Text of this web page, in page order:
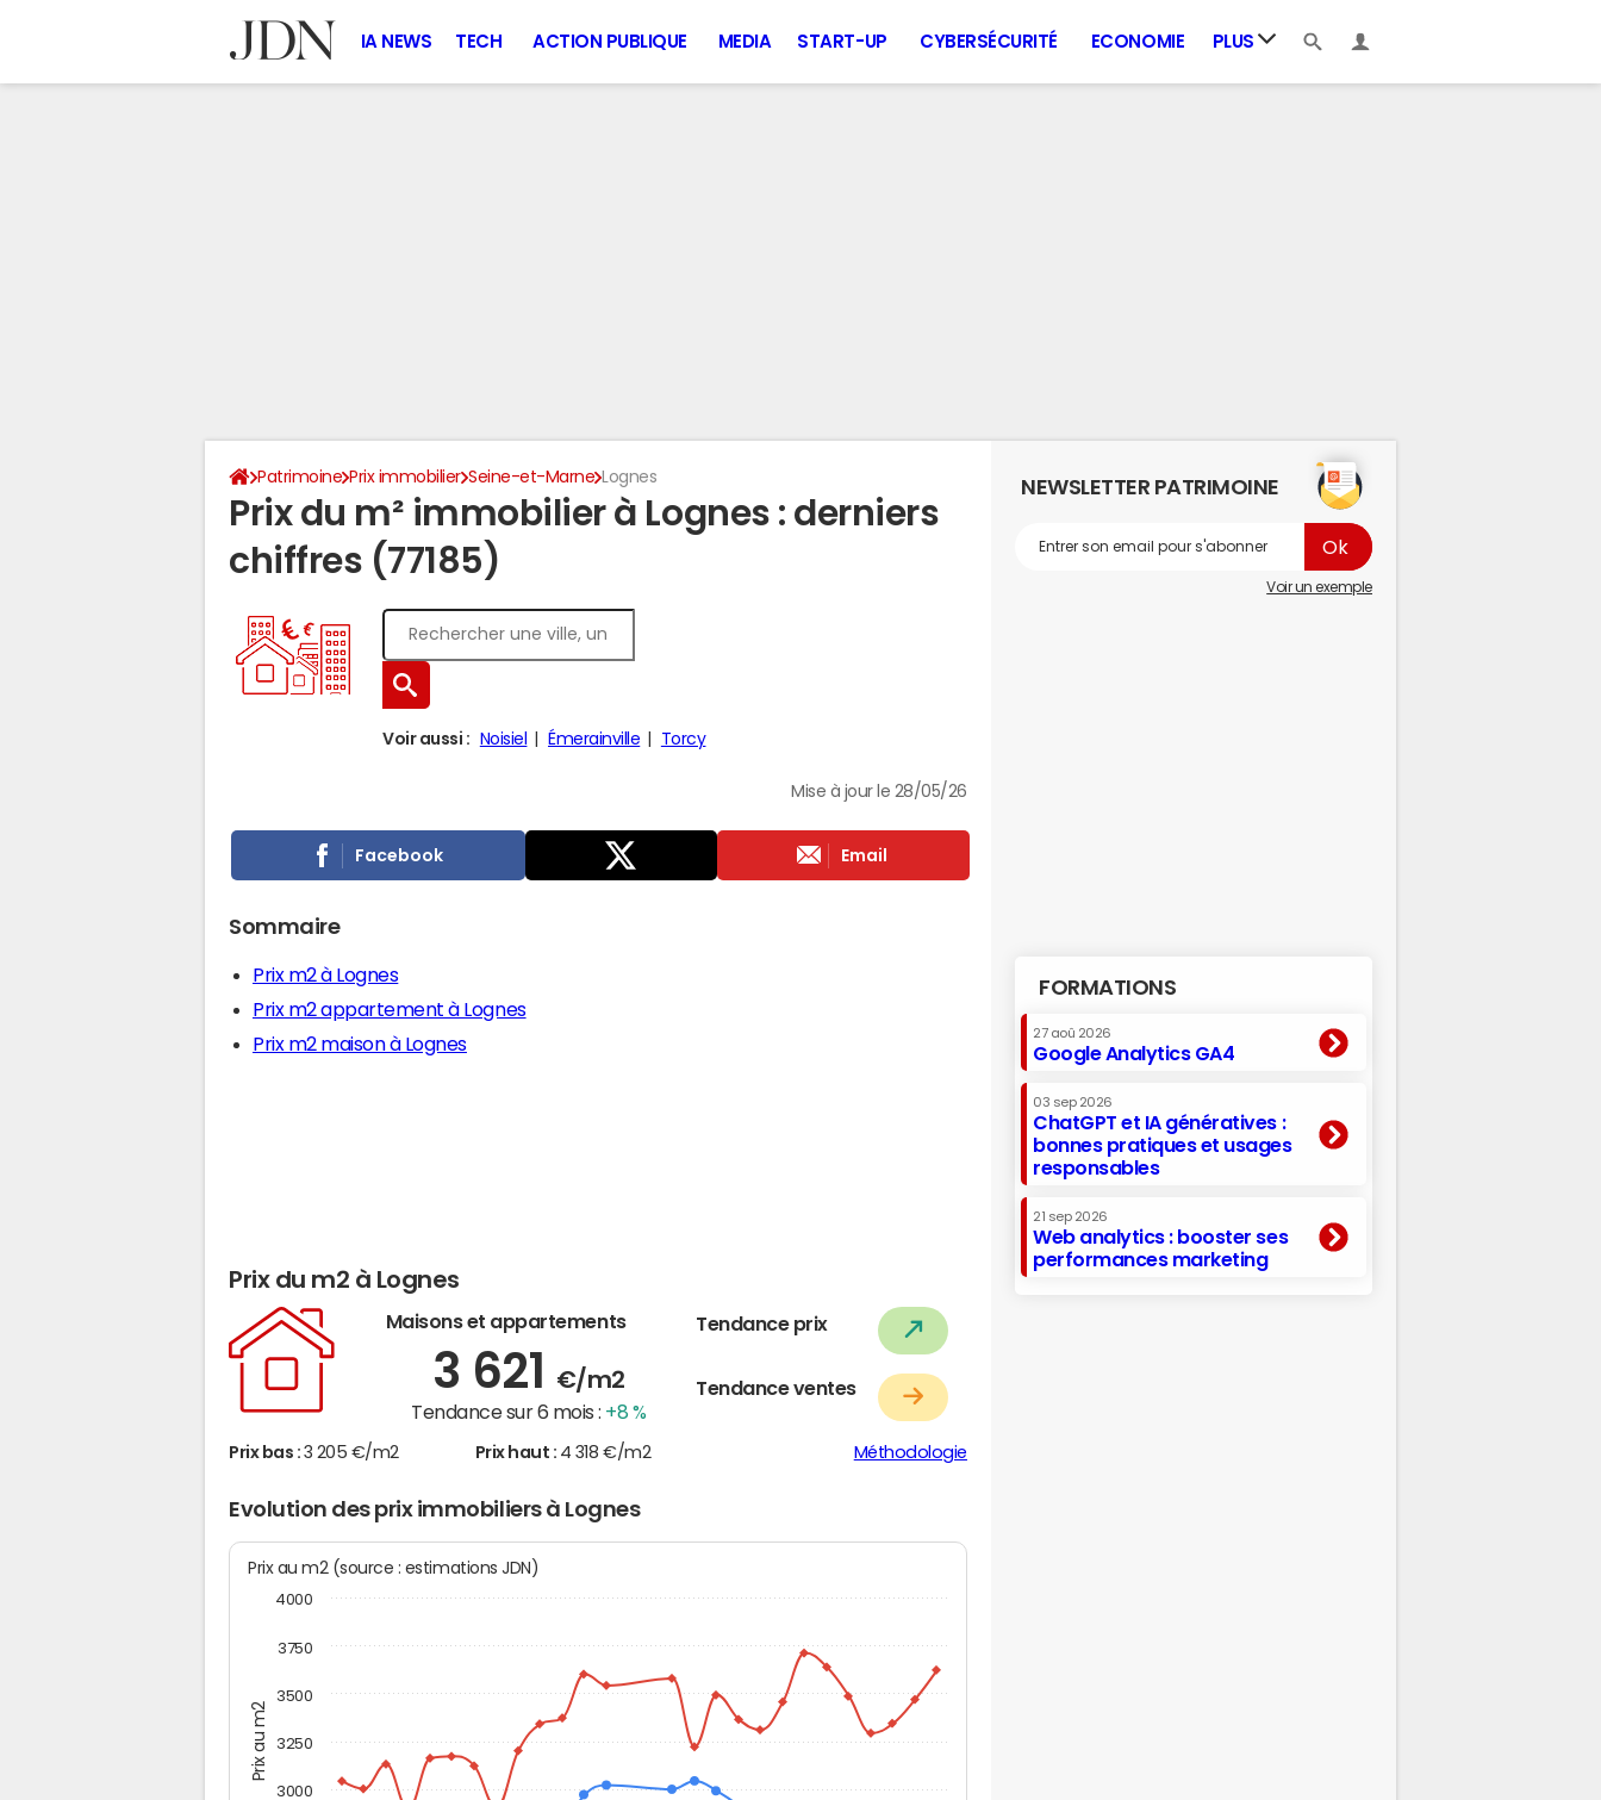
IA NEWS TECH ACTION PUBLIQUE MEDIA START-UP CYBERSÉCURITÉ ECONOMIE PLUS
Patrimoine Prix immobilier Seine-et-Marne Lognes
Prix du m² immobilier à Lognes : derniers
chiffres (77185)
Voir aussi : Noisiel Émerainville Torcy
Mise à jour le 28/05/26
Facebook Email
Sommaire
Prix m2 à Lognes
Prix m2 appartement à Lognes
Prix m2 maison à Lognes
Prix du m2 à Lognes
Maisons et appartements
3 621 €/m2
Tendance sur 6 mois : +8 %
Tendance prix
Tendance ventes
Prix bas : 3 205 €/m2 Prix haut : 4 318 €/m2 Méthodologie
Evolution des prix immobiliers à Lognes
Prix au m2
Prix au m2 (source : estimations JDN)
3000
3250
3500
3750
4000
NEWSLETTER PATRIMOINE
Voir un exemple
FORMATIONS
27 aoû 2026
Google Analytics GA4
03 sep 2026
ChatGPT et IA génératives :
bonnes pratiques et usages
responsables
21 sep 2026
Web analytics : booster ses
performances marketing